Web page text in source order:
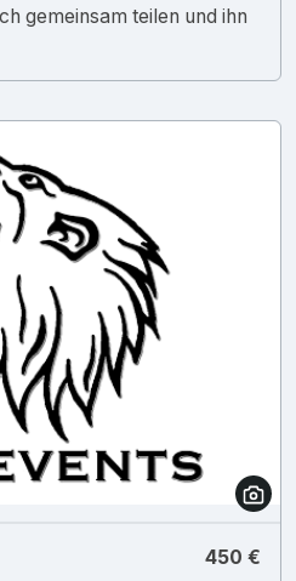
gemeinsam teilen und ihn
450 €